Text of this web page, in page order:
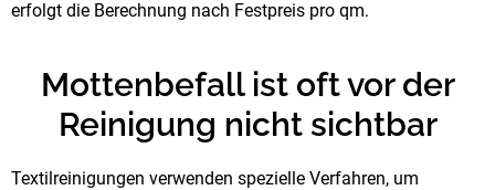
erfolgt die Berechnung nach Festpreis pro qm.
Mottenbefall ist oft vor der
Reinigung nicht sichtbar
Textilreinigungen verwenden spezielle Verfahren, um